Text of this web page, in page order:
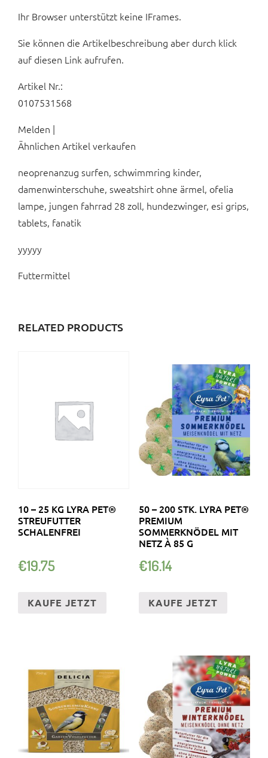
Ihr Browser unterstützt keine IFrames.
Sie können die Artikelbeschreibung aber durch klick
auf diesen Link aufrufen.
Artikel Nr.:
0107531568
Melden |
Ähnlichen Artikel verkaufen
neoprenanzug surfen, schwimmring kinder,
damenwinterschuhe, sweatshirt ohne ärmel, ofelia
lampe, jungen fahrrad 28 zoll, hundezwinger, esi grips,
tablets, fanatik
yyyyy
Futtermittel
RELATED PRODUCTS
10 – 25 KG LYRA PET®
STREUFUTTER
SCHALENFREI
€19.75
KAUFE JETZT
50 – 200 STK. LYRA PET®
PREMIUM
SOMMERKNÖDEL MIT
NETZ À 85 G
€16.14
KAUFE JETZT